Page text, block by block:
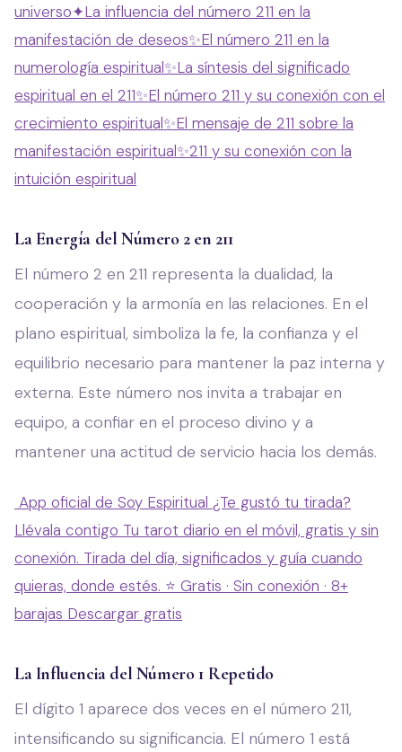
universo✦La influencia del número 211 en la
manifestación de deseos✨El número 211 en la
numerología espiritual✨La síntesis del significado
espiritual en el 211✨El número 211 y su conexión con el
crecimiento espiritual✨El mensaje de 211 sobre la
manifestación espiritual✨211 y su conexión con la
intuición espiritual
La Energía del Número 2 en 211
El número 2 en 211 representa la dualidad, la
cooperación y la armonía en las relaciones. En el
plano espiritual, simboliza la fe, la confianza y el
equilibrio necesario para mantener la paz interna y
externa. Este número nos invita a trabajar en
equipo, a confiar en el proceso divino y a
mantener una actitud de servicio hacia los demás.
App oficial de Soy Espiritual ¿Te gustó tu tirada?
Llévala contigo Tu tarot diario en el móvil, gratis y sin
conexión. Tirada del día, significados y guía cuando
quieras, donde estés. ⭐ Gratis · Sin conexión · 8+
barajas Descargar gratis
La Influencia del Número 1 Repetido
El dígito 1 aparece dos veces en el número 211,
intensificando su significancia. El número 1 está